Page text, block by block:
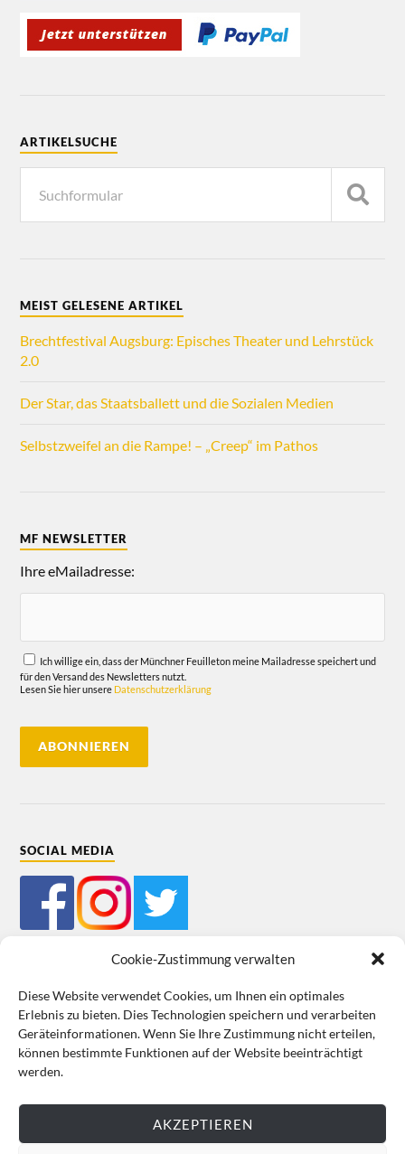
Cookie-Zustimmung verwalten
Diese Website verwendet Cookies, um Ihnen ein optimales
Erlebnis zu bieten. Dies Technologien speichern und verarbeiten
Geräteinformationen. Wenn Sie Ihre Zustimmung nicht erteilen,
können bestimmte Funktionen auf der Website beeinträchtigt
werden.
AKZEPTIEREN
ARTIKELSUCHE
MEIST GELESENE ARTIKEL
Brechtfestival Augsburg: Episches Theater und Lehrstück
2.0
Der Star, das Staatsballett und die Sozialen Medien
Selbstzweifel an die Rampe! – „Creep“ im Pathos
MF NEWSLETTER
Ihre eMailadresse:
Ich willige ein, dass der Münchner Feuilleton meine Mailadresse speichert und
für den Versand des Newsletters nutzt.
Lesen Sie hier unsere Datenschutzerklärung
SOCIAL MEDIA
Mein Bestellkonto Kundeninformationen Datenschutz
Cookie-Richtlinie (EU) Impressum
VERTRAG WIDERRUFEN